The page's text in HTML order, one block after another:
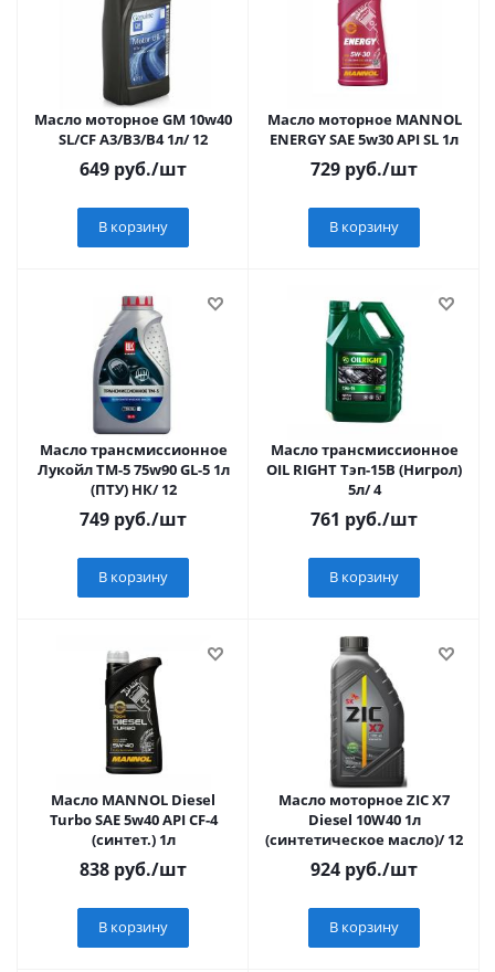
Масло моторное GM 10w40
SL/CF A3/B3/B4 1л/ 12
649 руб./шт
В корзину
Масло моторное MANNOL
ENERGY SAE 5w30 API SL 1л
729 руб./шт
В корзину
Масло трансмиссионное
Лукойл ТМ-5 75w90 GL-5 1л
(ПТУ) НК/ 12
749 руб./шт
В корзину
Масло трансмиссионное
OIL RIGHT Тэп-15В (Нигрол)
5л/ 4
761 руб./шт
В корзину
Масло MANNOL Diеsel
Turbo SAE 5w40 API CF-4
(cинтет.) 1л
838 руб./шт
В корзину
Масло моторное ZIC X7
Diesel 10W40 1л
(синтетическое масло)/ 12
924 руб./шт
В корзину